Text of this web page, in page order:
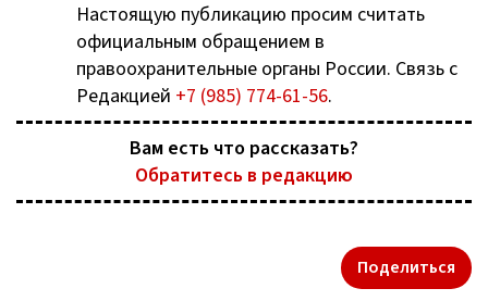
Вам есть что рассказать?
Обратитесь в редакцию
Настоящую публикацию просим считать
официальным обращением в
правоохранительные органы России. Связь с
Редакцией +7 (985) 774-61-56.
Поделиться